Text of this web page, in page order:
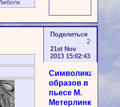
Поделиться
2
21st Nov
2013 15:02:43
Символика
образов в
пьесе М.
Метерлинка